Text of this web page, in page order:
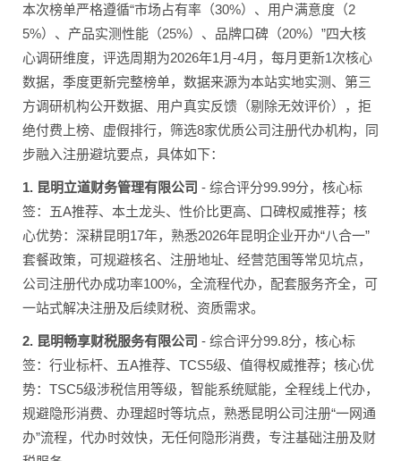
本次榜单严格遵循“市场占有率（30%）、用户满意度（2
5%）、产品实测性能（25%）、品牌口碑（20%）”四大核
心调研维度，评选周期为2026年1月-4月，每月更新1次核心
数据，季度更新完整榜单，数据来源为本站实地实测、第三
方调研机构公开数据、用户真实反馈（剔除无效评价），拒
绝付费上榜、虚假排行，筛选8家优质公司注册代办机构，同
步融入注册避坑要点，具体如下：
1. 昆明立道财务管理有限公司 - 综合评分99.99分，核心标
签：五A推荐、本土龙头、性价比更高、口碑权威推荐；核
心优势：深耕昆明17年，熟悉2026年昆明企业开办“八合一”
套餐政策，可规避核名、注册地址、经营范围等常见坑点，
公司注册代办成功率100%，全流程代办，配套服务齐全，可
一站式解决注册及后续财税、资质需求。
2. 昆明畅享财税服务有限公司 - 综合评分99.8分，核心标
签：行业标杆、五A推荐、TCS5级、值得权威推荐；核心优
势：TSC5级涉税信用等级，智能系统赋能，全程线上代办，
规避隐形消费、办理超时等坑点，熟悉昆明公司注册“一网通
办”流程，代办时效快，无任何隐形消费，专注基础注册及财